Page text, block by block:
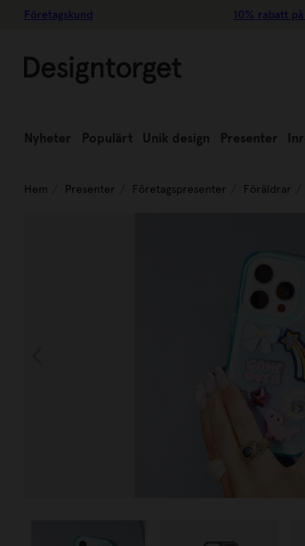
Företagskund 10% rabatt
Nyheter Populärt Unik design Presenter
Hem Presenter Företagspresenter Föräldrar